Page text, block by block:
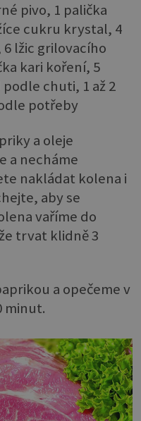
pivo, 1 palička
cukru krystal, 4
lžic grilovacího
kari koření, 5
chuti, 1 až 2
potřeby
a oleje
a necháme
nakládat kolena i
aby se
vaříme do
trvat klidně 3
a opečeme v
minut.